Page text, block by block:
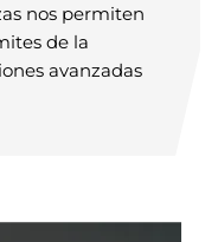
nos permiten
de la
avanzadas